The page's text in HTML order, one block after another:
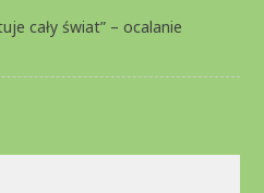
cały świat” – ocalanie